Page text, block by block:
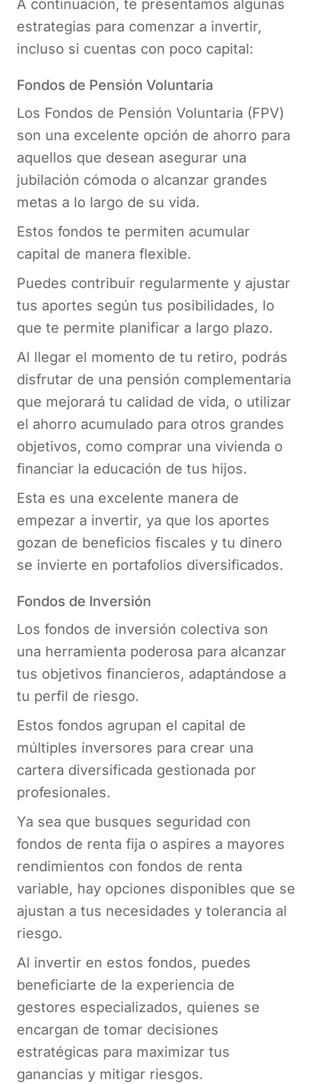
A continuación, te presentamos algunas
estrategias para comenzar a invertir,
incluso si cuentas con poco capital:
Fondos de Pensión Voluntaria
Los Fondos de Pensión Voluntaria (FPV)
son una excelente opción de ahorro para
aquellos que desean asegurar una
jubilación cómoda o alcanzar grandes
metas a lo largo de su vida.
Estos fondos te permiten acumular
capital de manera flexible.
Puedes contribuir regularmente y ajustar
tus aportes según tus posibilidades, lo
que te permite planificar a largo plazo.
Al llegar el momento de tu retiro, podrás
disfrutar de una pensión complementaria
que mejorará tu calidad de vida, o utilizar
el ahorro acumulado para otros grandes
objetivos, como comprar una vivienda o
financiar la educación de tus hijos.
Esta es una excelente manera de
empezar a invertir, ya que los aportes
gozan de beneficios fiscales y tu dinero
se invierte en portafolios diversificados.
Fondos de Inversión
Los fondos de inversión colectiva son
una herramienta poderosa para alcanzar
tus objetivos financieros, adaptándose a
tu perfil de riesgo.
Estos fondos agrupan el capital de
múltiples inversores para crear una
cartera diversificada gestionada por
profesionales.
Ya sea que busques seguridad con
fondos de renta fija o aspires a mayores
rendimientos con fondos de renta
variable, hay opciones disponibles que se
ajustan a tus necesidades y tolerancia al
riesgo.
Al invertir en estos fondos, puedes
beneficiarte de la experiencia de
gestores especializados, quienes se
encargan de tomar decisiones
estratégicas para maximizar tus
ganancias y mitigar riesgos.